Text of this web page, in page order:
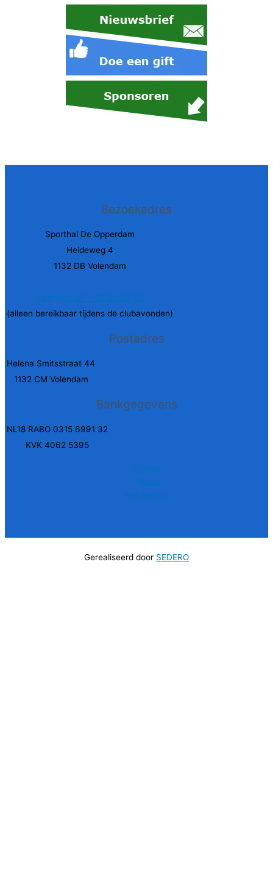
Bezoekadres
Sporthal De Opperdam
Heideweg 4
1132 DB Volendam
Telefoon: 06 - 38 25 40 30
(alleen bereikbaar tijdens de clubavonden)
Postadres
Helena Smitsstraat 44
1132 CM Volendam
Bankgegevens
NL18 RABO 0315 6991 32
KVK 4062 5395
Contact
Route
Het bestuur
Gerealiseerd door SEDERO